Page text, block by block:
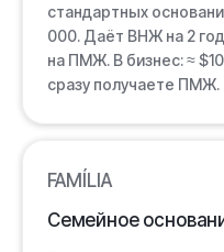
стандартных
000. Даёт ВНЖ на 2
на ПМЖ. В бизнес: ≈
сразу получаете ПМЖ.
FAMÍLIA
Семейное